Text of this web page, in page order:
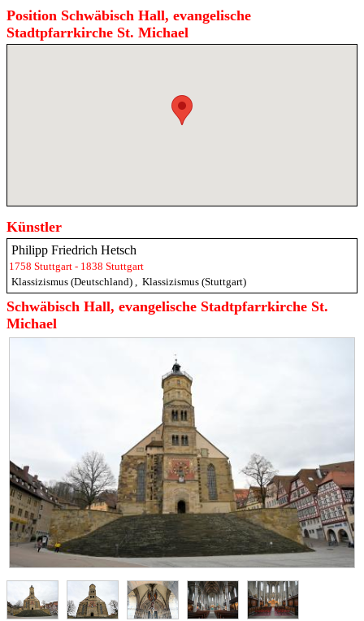
Position Schwäbisch Hall, evangelische
Stadtpfarrkirche St. Michael
Künstler
Philipp Friedrich Hetsch
1758 Stuttgart - 1838 Stuttgart
Klassizismus (Deutschland)
Klassizismus (Stuttgart)
Schwäbisch Hall, evangelische Stadtpfarrkirche St.
Michael